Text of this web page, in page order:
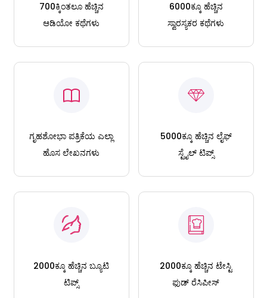
700ಕ್ಕಿಂತಲೂ ಹೆಚ್ಚಿನ
ಆಡಿಯೋ ಕಥೆಗಳು
6000ಕ್ಕೂ ಹೆಚ್ಚಿನ
ಸ್ವಾರಸ್ಯಕರ ಕಥೆಗಳು
ಗೃಹಶೋಭಾ ಪತ್ರಿಕೆಯ ಎಲ್ಲಾ
ಹೊಸ ಲೇಖನಗಳು
5000ಕ್ಕೂ ಹೆಚ್ಚಿನ ಲೈಫ್
ಸ್ಟೈಲ್ ಟಿಪ್ಸ್
2000ಕ್ಕೂ ಹೆಚ್ಚಿನ ಬ್ಯೂಟಿ
ಟಿಪ್ಸ್
2000ಕ್ಕೂ ಹೆಚ್ಚಿನ ಟೇಸ್ಟಿ
ಫುಡ್ ರೆಸಿಪೀಸ್